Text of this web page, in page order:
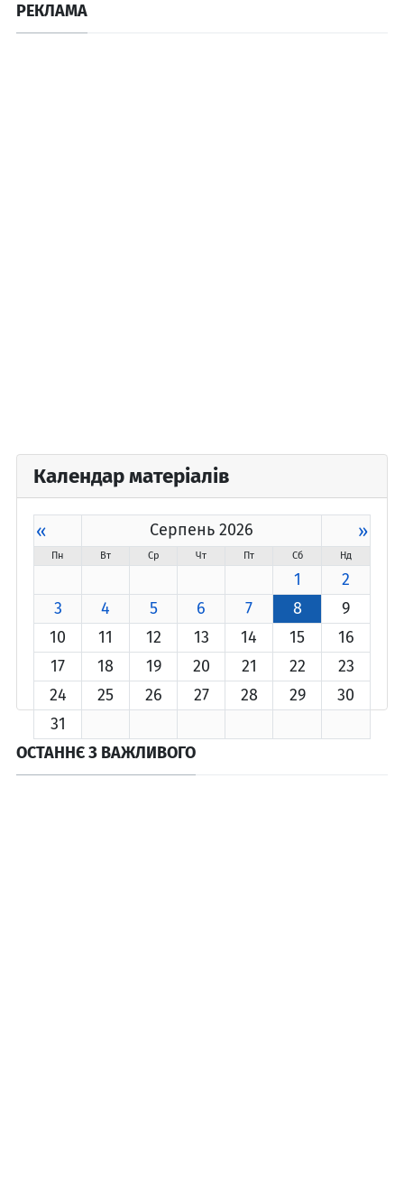
РЕКЛАМА
Календар матеріалів
« Серпень 2026 »
Пн Вт Ср Чт Пт Сб Нд
1
2
3
4 5 6 7 8
9
10
11 12 13 14 15
16
17
18 19 20 21 22
23
24
25 26 27 28 29
30
31
ОСТАННЄ З ВАЖЛИВОГО